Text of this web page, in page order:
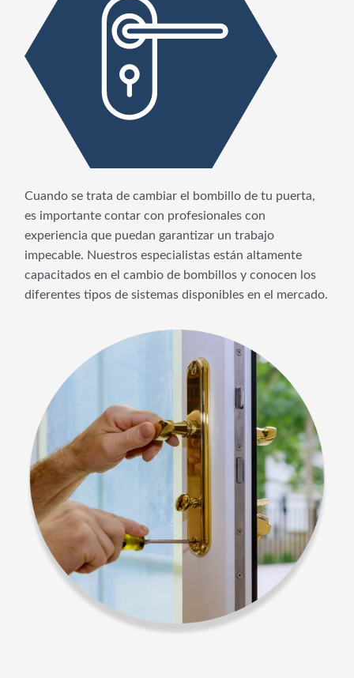
Cuando se trata de cambiar el bombillo de tu puerta,
es importante contar con profesionales con
experiencia que puedan garantizar un trabajo
impecable. Nuestros especialistas están altamente
capacitados en el cambio de bombillos y conocen los
diferentes tipos de sistemas disponibles en el mercado.